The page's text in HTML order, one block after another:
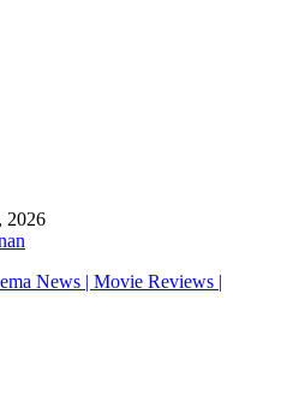
2026
News | Movie Reviews |